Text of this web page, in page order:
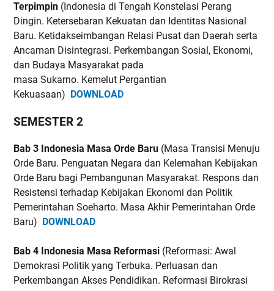
Terpimpin (Indonesia di Tengah Konstelasi Perang
Dingin. Ketersebaran Kekuatan dan Identitas Nasional
Baru. Ketidakseimbangan Relasi Pusat dan Daerah serta
Ancaman Disintegrasi. Perkembangan Sosial, Ekonomi,
dan Budaya Masyarakat pada
masa Sukarno. Kemelut Pergantian
Kekuasaan) DOWNLOAD
SEMESTER 2
Bab 3 Indonesia Masa Orde Baru (Masa Transisi Menuju
Orde Baru. Penguatan Negara dan Kelemahan Kebijakan
Orde Baru bagi Pembangunan Masyarakat. Respons dan
Resistensi terhadap Kebijakan Ekonomi dan Politik
Pemerintahan Soeharto. Masa Akhir Pemerintahan Orde
Baru)
DOWNLOAD
Bab 4 Indonesia Masa Reformasi (Reformasi: Awal
Demokrasi Politik yang Terbuka. Perluasan dan
Perkembangan Akses Pendidikan. Reformasi Birokrasi